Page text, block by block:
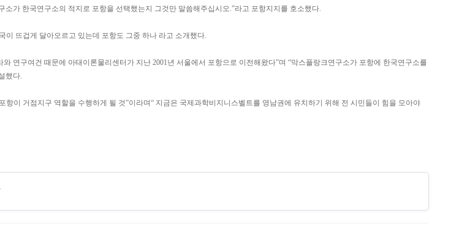
가 한국연구소의 적지로 포항을 선택했는지 그것만 말씀해주십시오.”라고 포항지지를 호소했다.
뜨겁게 달아오르고 있는데 포항도 그중 하나 라고 소개했다.
연구여건 때문에 아태이론물리센터가 지난 2001년 서울에서 포항으로 이전해왔다”며 “막스플랑크연구소가 포항에 한국연구소를
했다.
이 거점지구 역할을 수행하게 될 것”이라며“ 지금은 국제과학비지니스벨트를 영남권에 유치하기 위해 전 시민들이 힘을 모아야